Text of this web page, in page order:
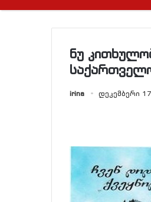
ნუ
irina დეკემბერი